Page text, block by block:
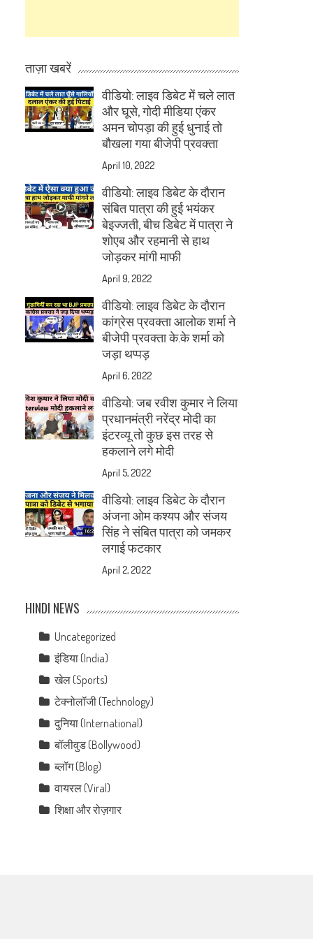
ताज़ा खबरें
वीडियो: लाइव डिबेट में चले लात
और घूसे, गोदी मीडिया एंकर
अमन चोपड़ा की हुई धुनाई तो
बौखला गया बीजेपी प्रवक्ता
April 10, 2022
वीडियो: लाइव डिबेट के दौरान
संबित पात्रा की हुई भयंकर
बेइज्जती, बीच डिबेट में पात्रा ने
शोएब और रहमानी से हाथ
जोड़कर मांगी माफी
April 9, 2022
वीडियो: लाइव डिबेट के दौरान
कांग्रेस प्रवक्ता आलोक शर्मा ने
बीजेपी प्रवक्ता के.के शर्मा को
जड़ा थप्पड़
April 6, 2022
वीडियो: जब रवीश कुमार ने लिया
प्रधानमंत्री नरेंद्र मोदी का
इंटरव्यू तो कुछ इस तरह से
हकलाने लगे मोदी
April 5, 2022
वीडियो: लाइव डिबेट के दौरान
अंजना ओम कश्यप और संजय
सिंह ने संबित पात्रा को जमकर
लगाई फटकार
April 2, 2022
HINDI NEWS
Uncategorized
इंडिया (India)
खेल (Sports)
टेक्नोलॉजी (Technology)
दुनिया (International)
बॉलीवुड (Bollywood)
ब्लॉग (Blog)
वायरल (Viral)
शिक्षा और रोज़गार